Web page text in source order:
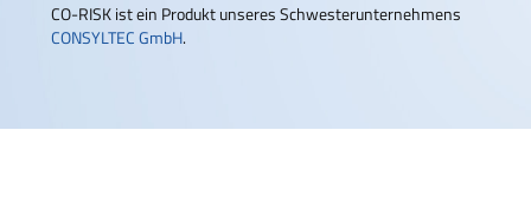
CO-RISK ist ein Produkt unseres Schwesterunternehmens
CONSYLTEC GmbH.